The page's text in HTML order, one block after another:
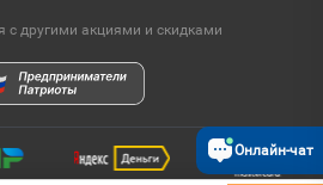
с другими акциями и скидками
Онлайн-чат